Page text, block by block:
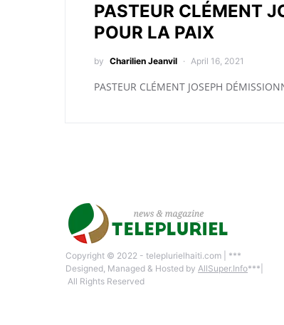
PASTEUR CLÉMENT
POUR LA PAIX
by Charilien Jeanvil April 16, 2021
PASTEUR CLÉMENT JOSEPH
Copyright © 2022 - teleplurielhaiti.com | ***
Designed, Managed & Hosted by AllSuper.Info***|
All Rights Reserved